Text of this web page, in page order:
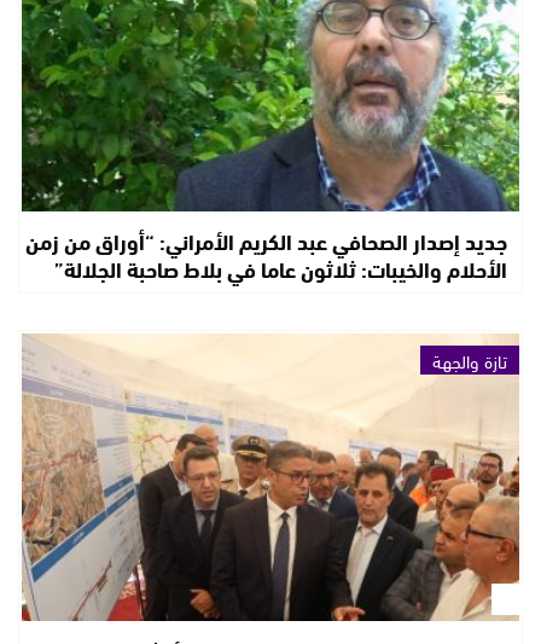
جديد إصدار الصحافي عبد الكريم الأمراني: “أوراق من زمن
الأحلام والخيبات: ثلاثون عاما في بلاط صاحبة الجلالة”
تازة والجهة